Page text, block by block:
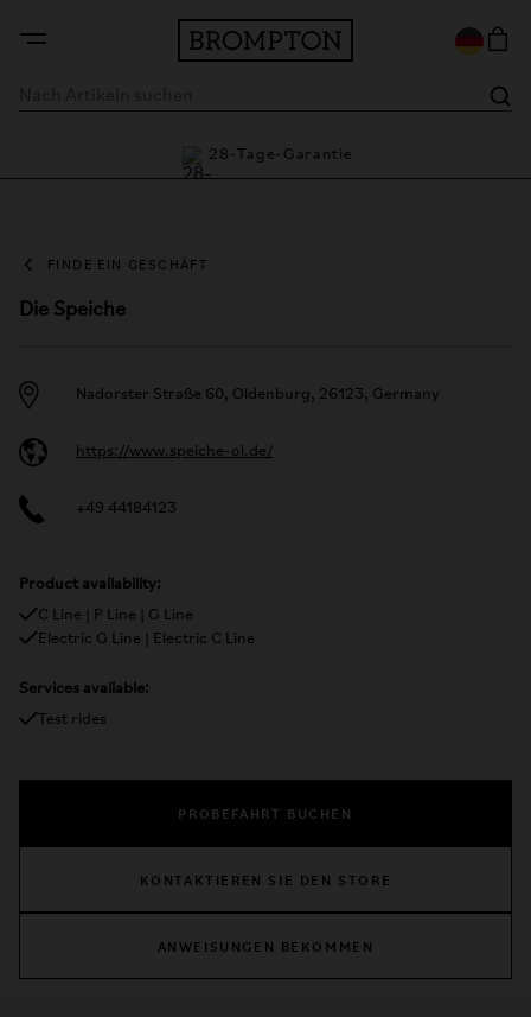
28-Tage-Garantie
FINDE EIN GESCHÄFT
Die Speiche
Nadorster Straße 60, Oldenburg, 26123, Germany
https://www.speiche-ol.de/
+49 44184123
Product availability:
C Line | P Line | G Line
Electric G Line | Electric C Line
Services available:
Test rides
PROBEFAHRT BUCHEN
KONTAKTIEREN SIE DEN STORE
ANWEISUNGEN BEKOMMEN